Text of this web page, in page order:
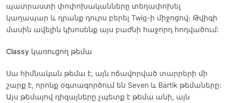
պատրաստի փոփոխականները տեղափոխել
կաղապար և դրանք դուրս բերել Twig-ի միջոցով։ Թվիգի
մասին ավելին կխոսենք այս բաժնի հաջորդ հոդվածում:
Classy կառուցող թեմա
Սա հիմնական թեմա է, այն ոճավորված տարրերի մի
շարք է, որոնք օգտագործում են Seven և Bartik թեմաները:
Այս թեմայով դիզայները չպետք է թեմա անի, այն